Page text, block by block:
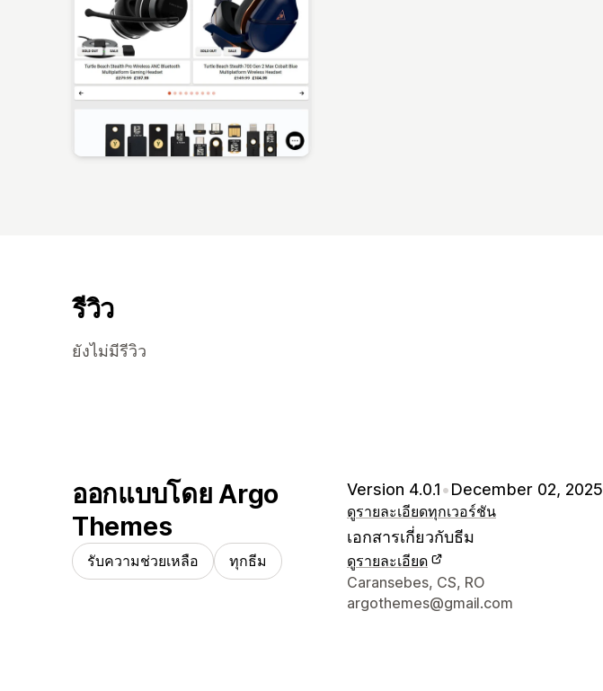
รีวิว
ยังไม่มีรีวิว
ออกแบบโดย Argo
Themes
รับความช่วยเหลือ ทุกธีม
Version 4.0.1•December 02, 2025
ดูรายละเอียดทุกเวอร์ชัน
เอกสารเกี่ยวกับธีม
ดูรายละเอียด
รายละเอียดการติดต่อผู้ออกแบบ
Caransebes, CS, RO
argothemes@gmail.com